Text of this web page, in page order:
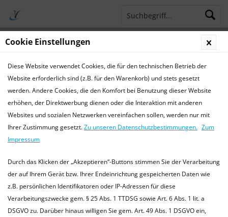
Terminsprechstunde Service Hotline 04421 773770
Kontakt
Kontakt
TierarztPraxis Wilhelmshaven
MICHLING animal health GmbH
(Tierärztliche Praxis für Kleintiere und Pferde)
Dr. med. vet. Ralf Michling
Inhauser Str. 22
Cookie Einstellungen
Diese Website verwendet Cookies, die für den technischen Betrieb der
Website erforderlich sind (z.B. für den Warenkorb) und stets gesetzt
werden. Andere Cookies, die den Komfort bei Benutzung dieser Website
erhöhen, der Direktwerbung dienen oder die Interaktion mit anderen
Websites und sozialen Netzwerken vereinfachen sollen, werden nur mit
Ihrer Zustimmung gesetzt.Zu unseren Datenschutzbestimmungen. Zum
Impressum
Durch das Klicken der „Akzeptieren“-Buttons stimmen Sie der Verarbeitung
der auf Ihrem Gerät bzw. Ihrer Endeinrichtung gespeicherten Daten wie
z.B. persönlichen Identifikatoren oder IP-Adressen für diese
Verarbeitungszwecke gem. § 25 Abs. 1 TTDSG sowie Art. 6 Abs. 1 lit. a
DSGVO zu. Darüber hinaus willigen Sie gem. Art. 49 Abs. 1 DSGVO ein,